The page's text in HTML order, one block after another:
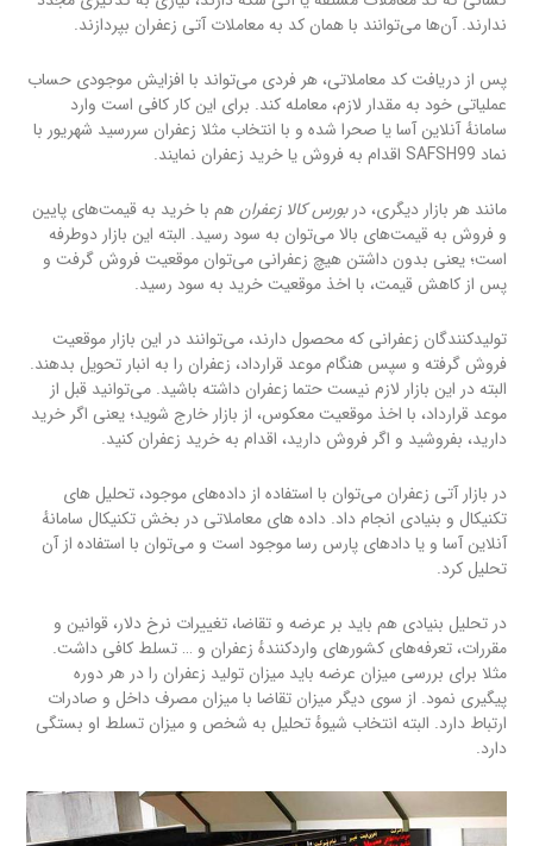
ندارند. آن‌ها می‌توانند با همان کد به معاملات آتی زعفران بپردازند.
پس از دریافت کد معاملاتی، هر فردی می‌تواند با افزایش موجودی حساب
عملیاتی خود به مقدار لازم، معامله کند. برای این کار کافی است وارد
سامانهٔ آنلاین آسا یا صحرا شده و با انتخاب مثلا زعفران سررسید شهریور با
نماد SAFSH99 اقدام به فروش یا خرید زعفران نمایند.
مانند هر بازار دیگری، دربورس کالا زعفرانهم با خرید به قیمت‌های پایین
و فروش به قیمت‌های بالا می‌توان به سود رسید. البته این بازار دوطرفه
است؛ یعنی بدون داشتن هیچ زعفرانی می‌توان موقعیت فروش گرفت و
پس از کاهش قیمت، با اخذ موقعیت خرید به سود رسید.
تولیدکنندگان زعفرانی که محصول دارند، می‌توانند در این بازار موقعیت
فروش گرفته و سپس هنگام موعد قرارداد، زعفران را به انبار تحویل بدهند.
البته در این بازار لازم نیست حتما زعفران داشته باشید. می‌توانید قبل از
موعد قرارداد، با اخذ موقعیت معکوس، از بازار خارج شوید؛ یعنی اگر خرید
دارید، بفروشید و اگر فروش دارید، اقدام به خرید زعفران کنید.
در بازار آتی زعفران می‌توان با استفاده از داده‌های موجود، تحلیل های
تکنیکال و بنیادی انجام داد. داده های معاملاتی در بخش تکنیکال سامانهٔ
آنلاین آسا و یا دادهای پارس رسا موجود است و می‌توان با استفاده از آن
تحلیل کرد.
در تحلیل بنیادی هم باید بر عرضه و تقاضا، تغییرات نرخ دلار، قوانین و
مقررات، تعرفه‌های کشورهای واردکنندهٔ زعفران و … تسلط کافی داشت.
مثلا برای بررسی میزان عرضه باید میزان تولید زعفران را در هر دوره
پیگیری نمود. از سوی دیگر میزان تقاضا با میزان مصرف داخل و صادرات
ارتباط دارد. البته انتخاب شیوهٔ تحلیل به شخص و میزان تسلط او بستگی
دارد.